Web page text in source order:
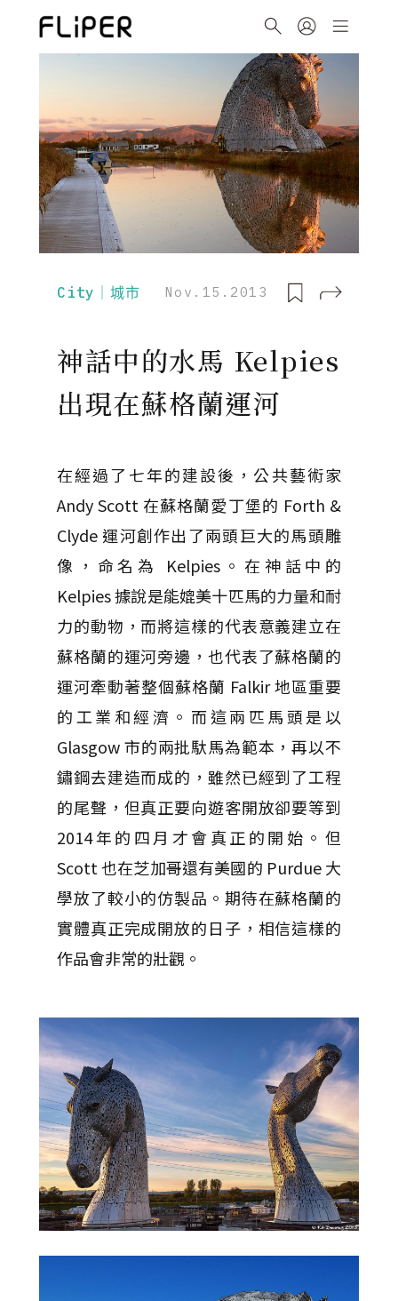
City｜城市 Nov.15.2013
神話中的水馬 Kelpies
出現在蘇格蘭運河
在經過了七年的建設後，公共藝術家
Andy Scott 在蘇格蘭愛丁堡的 Forth &
Clyde 運河創作出了兩頭巨大的馬頭雕
像，命名為 Kelpies。在神話中的
Kelpies 據說是能媲美十匹馬的力量和耐
力的動物，而將這樣的代表意義建立在
蘇格蘭的運河旁邊，也代表了蘇格蘭的
運河牽動著整個蘇格蘭 Falkir 地區重要
的工業和經濟。而這兩匹馬頭是以
Glasgow 市的兩批馱馬為範本，再以不
鏽鋼去建造而成的，雖然已經到了工程
的尾聲，但真正要向遊客開放卻要等到
2014年的四月才會真正的開始。但
Scott 也在芝加哥還有美國的 Purdue 大
學放了較小的仿製品。期待在蘇格蘭的
實體真正完成開放的日子，相信這樣的
作品會非常的壯觀。